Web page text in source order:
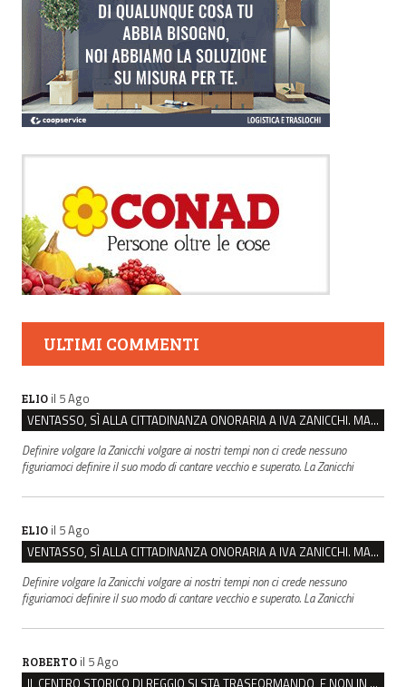
ULTIMI COMMENTI
ELIO il 5 Ago
VENTASSO, SÌ ALLA CITTADINANZA ONORARIA A IVA ZANICCHI. MA BARGIACCHI: “È DI PESSIMO GUSTO”
Definire volgare la Zanicchi volgare ai nostri tempi non ci crede nessuno
figuriamoci definire il suo modo di cantare vecchio e superato. La Zanicchi
ELIO il 5 Ago
VENTASSO, SÌ ALLA CITTADINANZA ONORARIA A IVA ZANICCHI. MA BARGIACCHI: “È DI PESSIMO GUSTO”
Definire volgare la Zanicchi volgare ai nostri tempi non ci crede nessuno
figuriamoci definire il suo modo di cantare vecchio e superato. La Zanicchi
ROBERTO il 5 Ago
IL CENTRO STORICO DI REGGIO SI STA TRASFORMANDO, E NON IN MEGLIO